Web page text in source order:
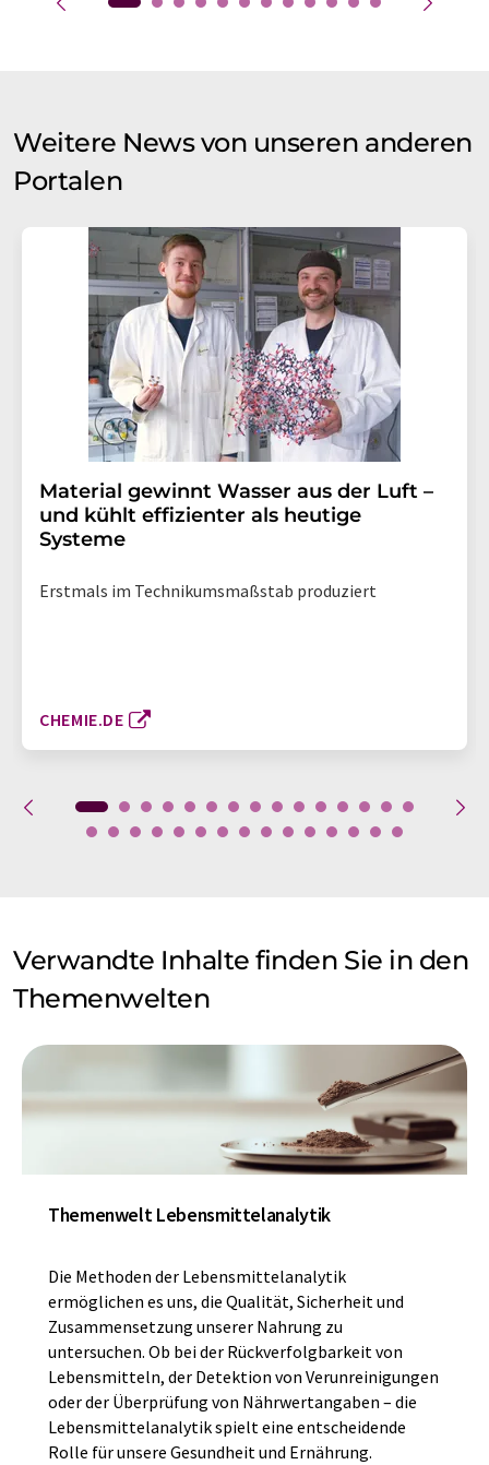
Weitere News von unseren anderen
Portalen
Material gewinnt Wasser aus der Luft –
und kühlt effizienter als heutige
Systeme
Erstmals im Technikumsmaßstab produziert
CHEMIE.DE
Verwandte Inhalte finden Sie in den
Themenwelten
Themenwelt Lebensmittelanalytik
Die Methoden der Lebensmittelanalytik
ermöglichen es uns, die Qualität, Sicherheit und
Zusammensetzung unserer Nahrung zu
untersuchen. Ob bei der Rückverfolgbarkeit von
Lebensmitteln, der Detektion von Verunreinigungen
oder der Überprüfung von Nährwertangaben – die
Lebensmittelanalytik spielt eine entscheidende
Rolle für unsere Gesundheit und Ernährung.